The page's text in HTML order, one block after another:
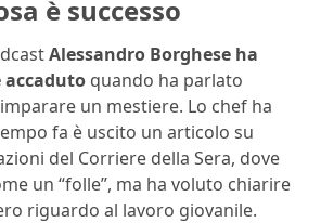
è successo
Alessandro Borghese ha
accaduto quando ha parlato
un mestiere. Lo chef ha
fa è uscito un articolo su
del Corriere della Sera, dove
un “folle”, ma ha voluto chiarire
riguardo al lavoro giovanile.